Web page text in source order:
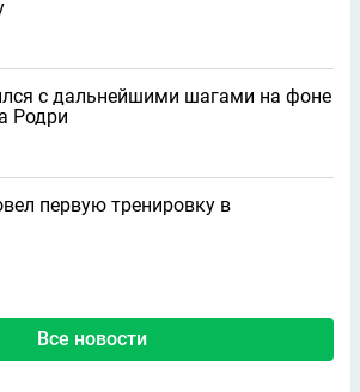
с дальнейшими шагами на фоне
Родри
первую тренировку в
Все новости